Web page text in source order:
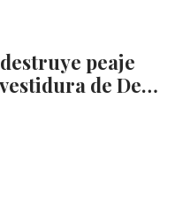
peaje
de De…